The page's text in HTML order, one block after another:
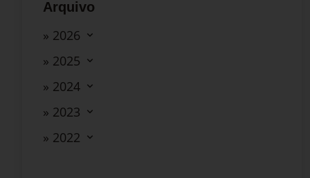
Arquivo
» 2026
» 2025
» 2024
» 2023
» 2022